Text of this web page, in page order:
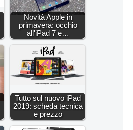
Novità Apple in
primavera: occhio
all'iPad 7 e…
Tutto sul nuovo iPad
2019: scheda tecnica
e prezzo